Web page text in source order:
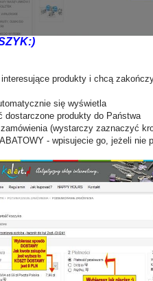
produkty i chcą
się wyświetla
dostarczone produkty do Państwa
(wystarczy zaznaczyć
- wpisujecie go, jeżeli nie